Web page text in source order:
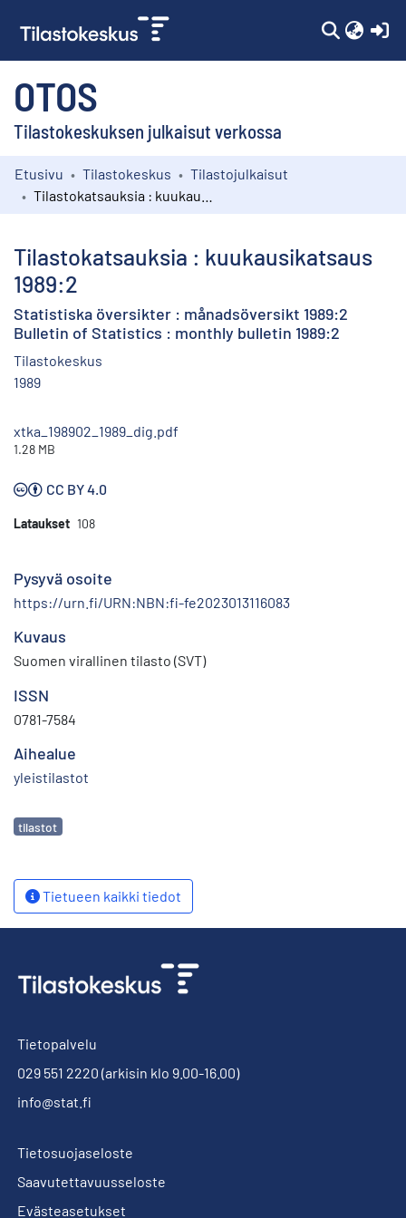
OTOS
Tilastokeskuksen julkaisut verkossa
Kokoelmat
Etusivu Tilastokeskus
Tilastojulkaisut
Tilastokatsauksia : kuukausikatsaus
1989:2
Statistiska översikter : månadsöversikt 1989:2
Bulletin of Statistics : monthly bulletin 1989:2
Tilastokeskus
1989
xtka_198902_1989_dig.pdf
1.28 MB
CC BY 4.0
Lataukset 108
Pysyvä osoite
https://urn.fi/URN:NBN:fi-fe2023013116083
Kuvaus
Suomen virallinen tilasto (SVT)
ISSN
0781-7584
Aihealue
yleistilastot
Avainsanat
tilastot
Tietueen kaikki tiedot
Tietopalvelu
029 551 2220 (arkisin klo 9.00-16.00)
info@stat.fi
Tietosuojaseloste
Saavutettavuusseloste
Evästeasetukset